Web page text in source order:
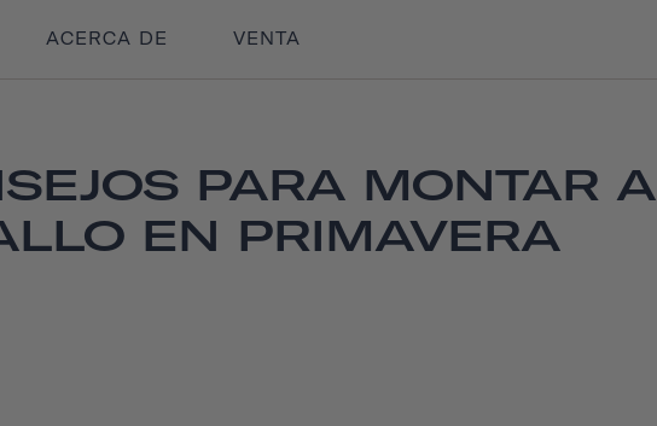
ACERCA DE VENTA
PARA MONTAR A
EN PRIMAVERA